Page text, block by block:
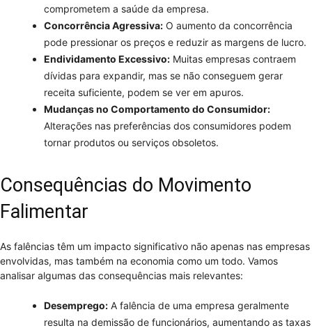
comprometem a saúde da empresa.
Concorrência Agressiva: O aumento da concorrência
pode pressionar os preços e reduzir as margens de lucro.
Endividamento Excessivo: Muitas empresas contraem
dívidas para expandir, mas se não conseguem gerar
receita suficiente, podem se ver em apuros.
Mudanças no Comportamento do Consumidor:
Alterações nas preferências dos consumidores podem
tornar produtos ou serviços obsoletos.
Consequências do Movimento
Falimentar
As falências têm um impacto significativo não apenas nas empresas
envolvidas, mas também na economia como um todo. Vamos
analisar algumas das consequências mais relevantes:
Desemprego: A falência de uma empresa geralmente
resulta na demissão de funcionários, aumentando as taxas